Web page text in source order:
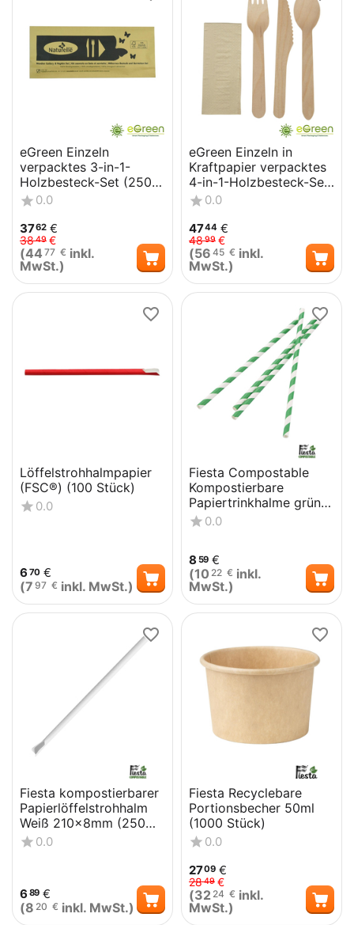
eGreen Einzeln
verpacktes 3-in-1-
Holzbesteck-Set (250
Stück)
0.0
3762 €
3849 €
(44 77 € inkl.
MwSt.)
eGreen Einzeln in
Kraftpapier verpacktes
4-in-1-Holzbesteck-Set
(250 Stück)
0.0
4744 €
4899 €
(56 45 € inkl.
MwSt.)
Löffelstrohhalmpapier
(FSC®) (100 Stück)
0.0
6 70 €
(7 97 € inkl. MwSt.)
Fiesta Compostable
Kompostierbare
Papiertrinkhalme grün
geringelt (250 Stück)
0.0
8 59 €
(10 22 € inkl.
MwSt.)
Fiesta kompostierbarer
Papierlöffelstrohhalm
Weiß 210x8mm (250
Stück)
0.0
6 89 €
(8 20 € inkl. MwSt.)
Fiesta Recyclebare
Portionsbecher 50ml
(1000 Stück)
0.0
2709 €
2849 €
(32 24 € inkl.
MwSt.)